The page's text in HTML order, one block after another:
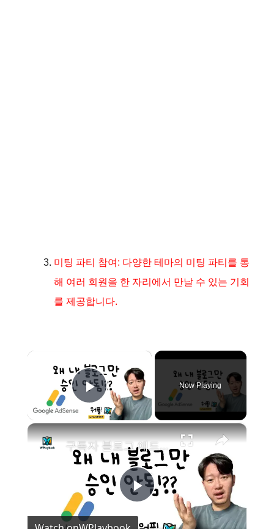
미팅 파티 참여: 다양한 테마의 미팅 파티를 통
해 여러 회원을 한 자리에서 만날 수 있는 기회
를 제공합니다.
×
Play Video
Now Playing
×
P
구독자 블로그 애드센스 승인 거절 이유 분석 피드백